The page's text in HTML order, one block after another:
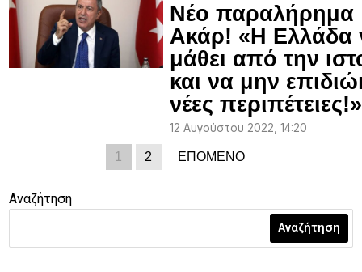
Νέο παραλήρημα
Ακάρ! «Η Ελλάδα
μάθει από την
και να μην
νέες περιπέτειες!»
12 Αυγούστου 2022, 14:20
1 2 ΕΠΟΜΕΝΟ
Αναζήτηση
Αναζήτηση